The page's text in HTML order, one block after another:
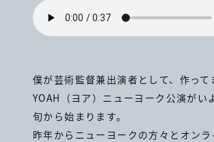
僕が芸術監督兼出演者として、作って
YOAH（ヨア）ニューヨーク公演がい
旬から始まります。
昨年からニューヨークの方々とオンラ